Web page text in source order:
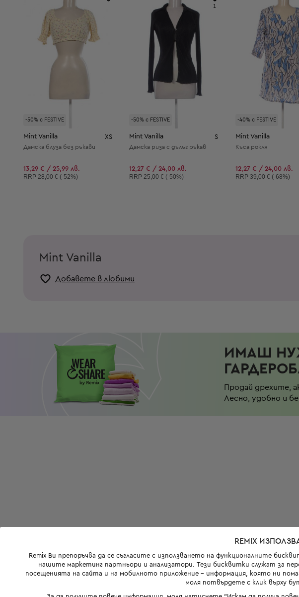
-50% с FESTIVE
Mint Vanilla XS
Дамска блуза без ръкави
13,29 € / 25,99 лв.
Препоръчителна цена:
RRP 28,00 € (-52%)
-50% с FESTIVE
1
Mint Vanilla S
Дамска риза с дълъг ръкав
12,27 € / 24,00 лв.
Препоръчителна цена:
RRP25,00 € (-50%)
-40% с FESTIVE
Mint Vanilla
Къса рокля
12,27 € / 24,00 лв.
Препоръчителна цена:
RRP 39,00 € (-68%)
Mint Vanilla
Добавете в любими
ИМАШ
Продай дрехите,
Лесно, удобно и
REMIX
Remix Ви препоръчва да се съгласите с използването на функционалните
нашите маркетинг партньори и анализатори. Тези бисквитки служат за
посещенията на сайта и на мобилното приложение - информация, която ни
моля потвърдете с клик върху